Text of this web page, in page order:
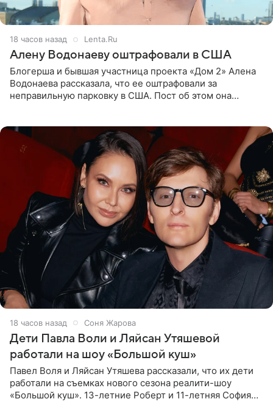
18 часов назад Lenta.Ru
Алену Водонаеву оштрафовали в США
Блогерша и бывшая участница проекта «Дом 2» Алена
Водонаева рассказала, что ее оштрафовали за
неправильную парковку в США. Пост об этом она
18 часов назад Соня Жарова
Дети Павла Воли и Ляйсан Утяшевой
работали на шоу «Большой куш»
Павел Воля и Ляйсан Утяшева рассказали, что их дети
работали на съемках нового сезона реалити-шоу
«Большой куш». 13-летние Роберт и 11-летняя София